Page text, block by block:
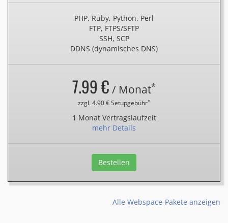
PHP, Ruby, Python, Perl
FTP, FTPS/SFTP
SSH, SCP
DDNS (dynamisches DNS)
7.99 € / Monat*
zzgl. 4.90 € Setupgebühr*
1 Monat Vertragslaufzeit
mehr Details
Bestellen
Alle Webspace-Pakete anzeigen